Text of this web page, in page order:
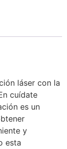
láser con la
cuídate
es un
y
esta